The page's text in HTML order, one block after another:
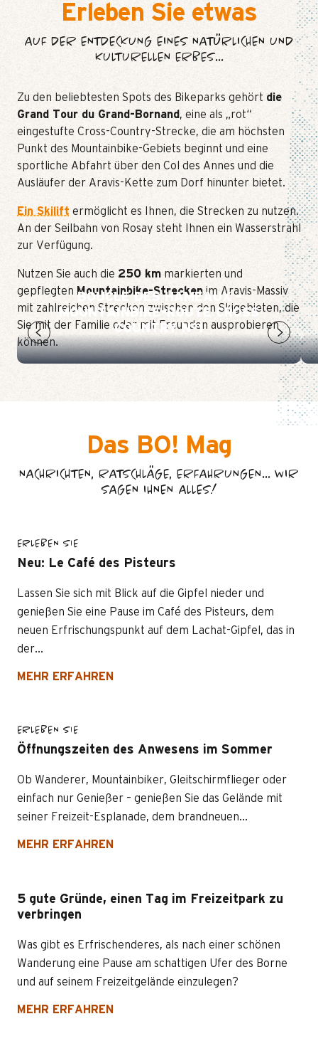
Erleben Sie etwas
AUF DER ENTDECKUNG EINES NATÜRLICHEN UND
KULTURELLEN ERBES...
Zu den beliebtesten Spots des Bikeparks gehört die
Grand Tour du Grand-Bornand , eine als „rot“
eingestufte Cross-Country-Strecke, die am höchsten
Punkt des Mountainbike-Gebiets beginnt und eine
sportliche Abfahrt über den Col des Annes und die
Ausläufer der Aravis-Kette zum Dorf hinunter bietet.
Ein Skilift ermöglicht es Ihnen, die Strecken zu nutzen.
An der Seilbahn von Rosay steht Ihnen ein Wasserstrahl
zur Verfügung.
Nutzen Sie auch die 250 km markierten und
gepflegten Mountainbike-Strecken im Aravis-Massiv
mit zahlreichen Strecken zwischen den Skigebieten, die
Sie mit der Familie oder mit Freunden ausprobieren
können.
BOUCLE DES HAMEAUX -
MOUNTAINBIKE-ROUTE CROSS
COUNTRY N°1
Das BO! Mag
NACHRICHTEN, RATSCHLÄGE, ERFAHRUNGEN... WIR
SAGEN IHNEN ALLES!
ERLEBEN SIE
Neu: Le Café des Pisteurs
Lassen Sie sich mit Blick auf die Gipfel nieder und
genießen Sie eine Pause im Café des Pisteurs, dem
neuen Erfrischungspunkt auf dem Lachat-Gipfel, das in
der...
MEHR ERFAHREN
ERLEBEN SIE
Öffnungszeiten des Anwesens im Sommer
Ob Wanderer, Mountainbiker, Gleitschirmflieger oder
einfach nur Genießer – genießen Sie das Gelände mit
seiner Freizeit-Esplanade, dem brandneuen...
MEHR ERFAHREN
5 gute Gründe, einen Tag im Freizeitpark zu
verbringen
Was gibt es Erfrischenderes, als nach einer schönen
Wanderung eine Pause am schattigen Ufer des Borne
und auf seinem Freizeitgelände einzulegen?
MEHR ERFAHREN